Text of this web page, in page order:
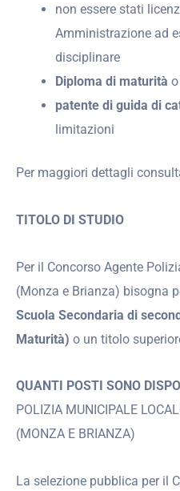
non essere stati
Amministrazione ad
disciplinare
Diploma di maturità
patente di guida di
limitazioni
Per maggiori dettagli
TITOLO DI STUDIO
Per il Concorso Agente
(Monza e Brianza) bisogna
Scuola Secondaria di
Maturità) o un titolo
QUANTI POSTI SONO
POLIZIA MUNICIPALE
(MONZA E BRIANZA)
La selezione pubblica per il